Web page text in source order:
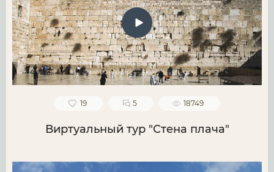
19 5 18749
Виртуальный тур "Стена плача"